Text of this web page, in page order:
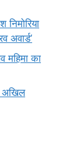
अवार्ड’
महिमा का
अखिल